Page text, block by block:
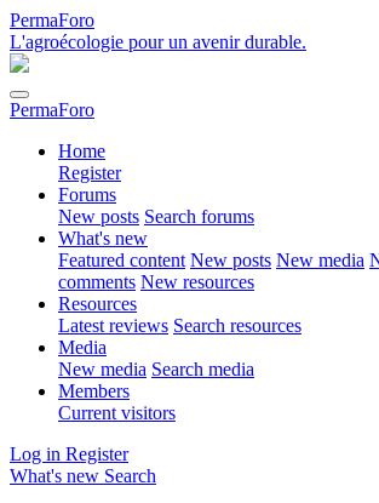
PermaForo
L'agroécologie pour un avenir durable.
PermaForo
Home
Register
Forums
New posts Search forums
What's new
Featured content New posts New media
comments New resources
Resources
Latest reviews Search resources
Media
New media Search media
Members
Current visitors
Log in Register
What's new Search